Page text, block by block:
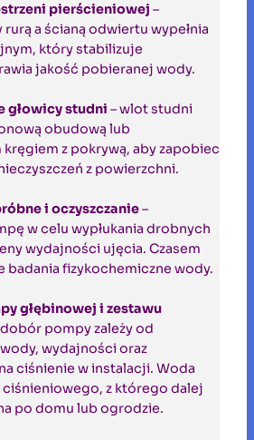
pierścieniowej –
a ścianą odwiertu wypełnia
który stabilizuje
jakość pobieranej wody.
głowicy studni – wlot studni
obudową lub
z pokrywą, aby zapobiec
z powierzchni.
i oczyszczanie–
w celu wypłukania drobnych
wydajności ujęcia. Czasem
badania fizykochemiczne wody.
głębinowej i zestawu
dobór pompy zależy od
wydajności oraz
ciśnienie w instalacji. Woda
z którego dalej
po domu lub ogrodzie.